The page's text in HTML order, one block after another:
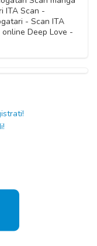
ITA Scan -
- Scan ITA
Deep Love -